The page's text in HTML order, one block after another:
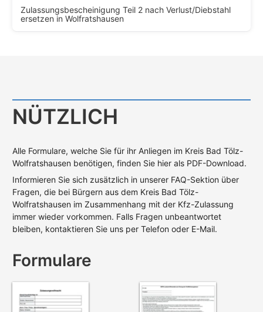
Zulassungsbescheinigung Teil 2 nach Verlust/Diebstahl
ersetzen in Wolfratshausen
NÜTZLICH
Alle Formulare, welche Sie für ihr Anliegen im Kreis Bad Tölz-
Wolfratshausen benötigen, finden Sie hier als PDF-Download.
Informieren Sie sich zusätzlich in unserer FAQ-Sektion über
Fragen, die bei Bürgern aus dem Kreis Bad Tölz-
Wolfratshausen im Zusammenhang mit der Kfz-Zulassung
immer wieder vorkommen. Falls Fragen unbeantwortet
bleiben, kontaktieren Sie uns per Telefon oder E-Mail.
Formulare